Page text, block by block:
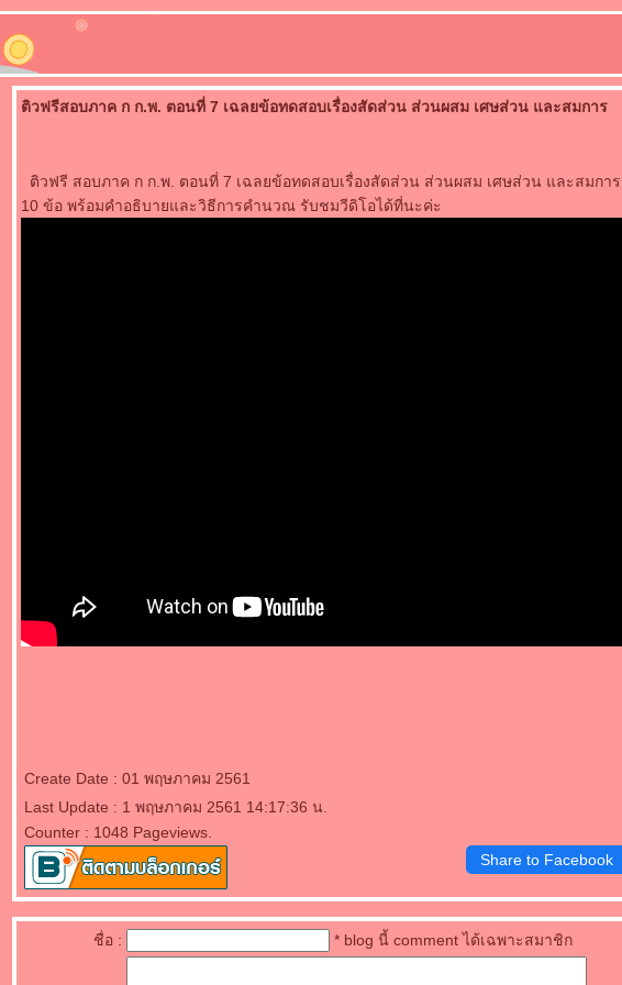
ติวฟรีสอบภาค ก ก.พ. ตอนที่ 7 เฉลยข้อทดสอบเรื่องสัดส่วน ส่วนผสม เศษส่วน และสมการ
ติวฟรี สอบภาค ก ก.พ. ตอนที่ 7 เฉลยข้อทดสอบเรื่องสัดส่วน ส่วนผสม เศษส่วน และสมกา
10 ข้อ พร้อมคำอธิบายและวิธีการคำนวณ รับชมวีดิโอได้ที่นะค่ะ
Create Date : 01 พฤษภาคม 2561
Last Update : 1 พฤษภาคม 2561 14:17:36 น.
Counter : 1048 Pageviews.
Share to Facebook
ชื่อ : * blog นี้ comment ได้เฉพาะสมาชิก